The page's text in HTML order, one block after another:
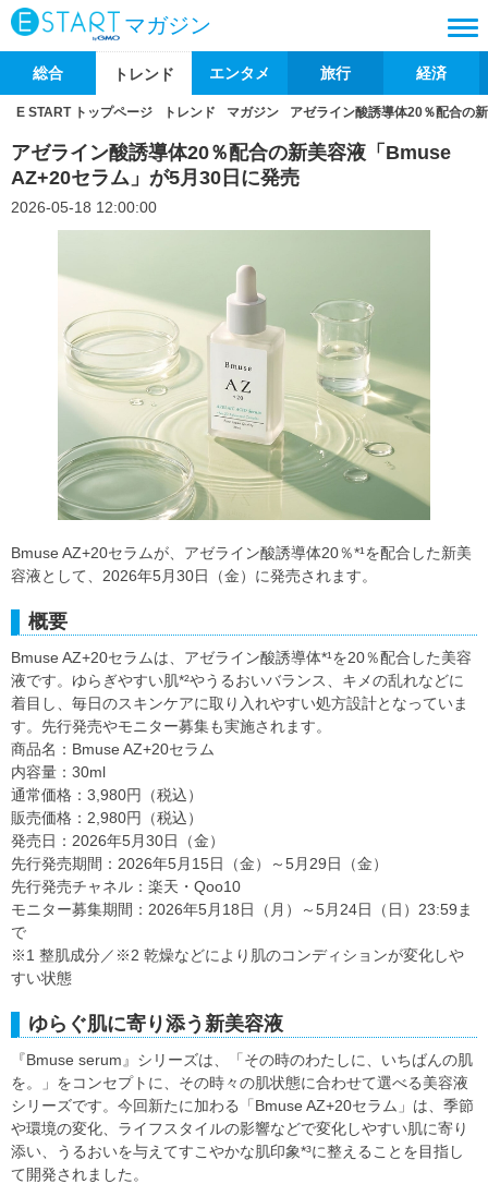
マガジン
総合 トレンド エンタメ 旅行 経済
E START トップページ トレンド マガジン アゼライン酸誘導体20％配合の
アゼライン酸誘導体20％配合の新美容液「Bmuse
AZ+20セラム」が5月30日に発売
2026-05-18 12:00:00
Bmuse AZ+20セラムが、アゼライン酸誘導体20％*¹を配合した新美
容液として、2026年5月30日（金）に発売されます。
概要
Bmuse AZ+20セラムは、アゼライン酸誘導体*¹を20％配合した美容
液です。ゆらぎやすい肌*²やうるおいバランス、キメの乱れなどに
着目し、毎日のスキンケアに取り入れやすい処方設計となっていま
す。先行発売やモニター募集も実施されます。
商品名：Bmuse AZ+20セラム
内容量：30ml
通常価格：3,980円（税込）
販売価格：2,980円（税込）
発売日：2026年5月30日（金）
先行発売期間：2026年5月15日（金）～5月29日（金）
先行発売チャネル：楽天・Qoo10
モニター募集期間：2026年5月18日（月）～5月24日（日）23:59ま
で
※1 整肌成分／※2 乾燥などにより肌のコンディションが変化しや
すい状態
ゆらぐ肌に寄り添う新美容液
『Bmuse serum』シリーズは、「その時のわたしに、いちばんの肌
を。」をコンセプトに、その時々の肌状態に合わせて選べる美容液
シリーズです。今回新たに加わる「Bmuse AZ+20セラム」は、季節
や環境の変化、ライフスタイルの影響などで変化しやすい肌に寄り
添い、うるおいを与えてすこやかな肌印象*³に整えることを目指し
て開発されました。